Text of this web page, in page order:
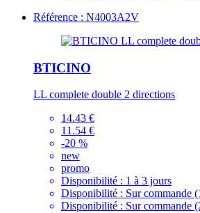
Référence : N4003A2V
BTICINO
LL complete double 2 directions
14.43 €
11.54 €
-20 %
new
promo
Disponibilité : 1 à 3 jours
Disponibilité : Sur commande
Disponibilité : Sur commande